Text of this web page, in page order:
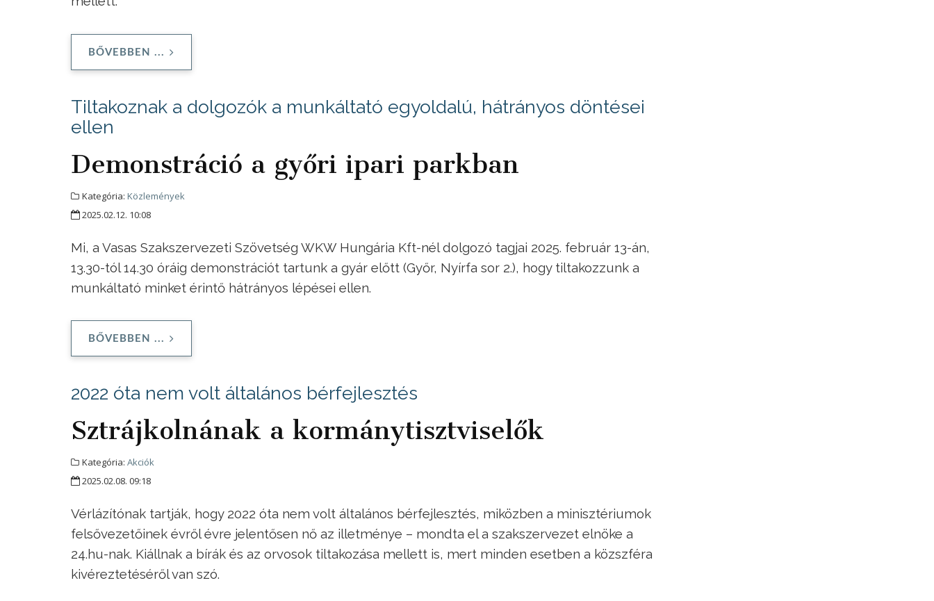
BŐVEBBEN ...
Tiltakoznak a dolgozók a munkáltató egyoldalú, hátrányos döntései
ellen
Demonstráció a győri ipari parkban
Kategória: Közlemények
2025.02.12. 10:08
Mi, a Vasas Szakszervezeti Szövetség WKW Hungária Kft-nél dolgozó tagjai 2025. február 13-án,
13.30-tól 14.30 óráig demonstrációt tartunk a gyár előtt (Győr, Nyírfa sor 2.), hogy tiltakozzunk a
munkáltató minket érintő hátrányos lépései ellen.
BŐVEBBEN ...
2022 óta nem volt általános bérfejlesztés
Sztrájkolnának a kormánytisztviselők
Kategória: Akciók
2025.02.08. 09:18
Vérlázítónak tartják, hogy 2022 óta nem volt általános bérfejlesztés, miközben a minisztériumok
felsővezetőinek évről évre jelentősen nő az illetménye – mondta el a szakszervezet elnöke a
24.hu-nak. Kiállnak a bírák és az orvosok tiltakozása mellett is, mert minden esetben a közszféra
kivéreztetéséről van szó.